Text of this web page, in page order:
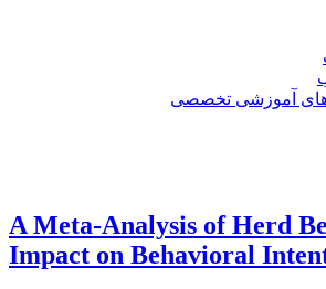
آموزشی تخصصی
A Meta-Analysis of Herd
Impact on Behavioral